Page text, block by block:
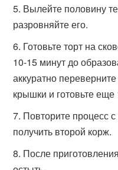
Вылейте половину
разровняйте его.
Готовьте торт на
10-15 минут до
аккуратно
крышки и готовьте еще
Повторите процесс
получить второй корж.
После